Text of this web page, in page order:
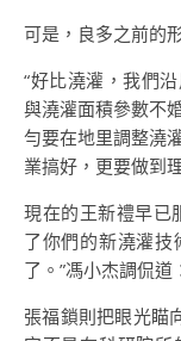
可是，良多之前的
“好比澆灌，我們
與澆灌面積參數不
勻要在地里調整澆
業搞好，更要做到
現在的王新禮早已
了你們的新澆灌
了。”馮小杰調侃道
張福鎖則把眼光瞄